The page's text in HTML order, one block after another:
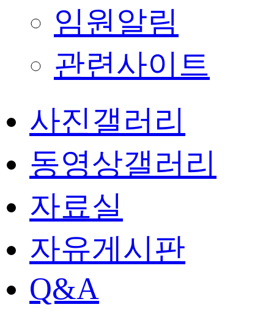
임원알림
관련사이트
사진갤러리
동영상갤러리
자료실
자유게시판
Q&A